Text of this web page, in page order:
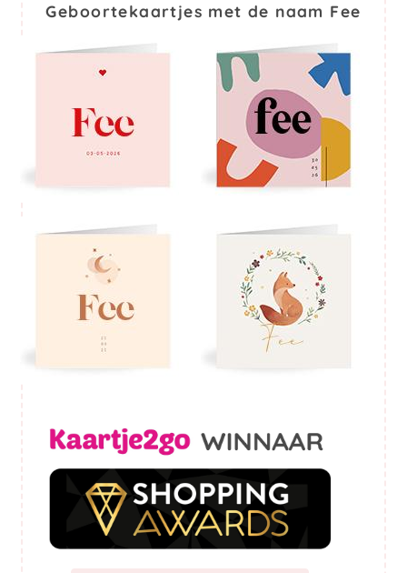
Geboortekaartjes met de naam Fee